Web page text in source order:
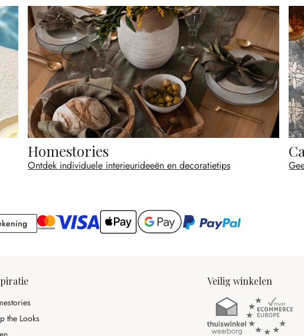
Homestories
Ontdek individuele interieurideeën en decoratietips
Rekening
the Looks
Veilig winkelen